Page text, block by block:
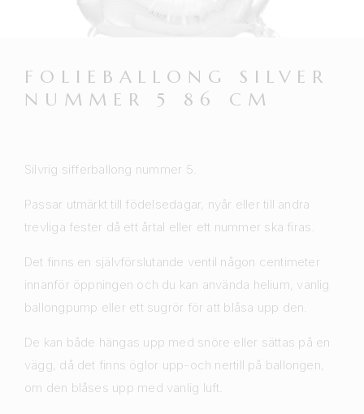
FOLIEBALLONG SILVER
NUMMER 5 86 CM
Silvrig sifferballong nummer 5.
Passar utmärkt till födelsedagar, nyår eller till andra
trevliga fester då ett årtal eller ett nummer ska firas.
Det finns en självförslutande ventil någon centimeter
innanför öppningen och du kan använda helium, vanlig
ballongpump eller ett sugrör för att blåsa upp den.
De kan både hängas upp med snöre eller sättas på en
vägg, då det finns öglor upp-och nertill på ballongen,
om den blåses upp med vanlig luft.